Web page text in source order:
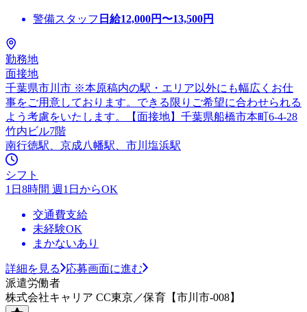
警備スタッフ 日給12,000円〜13,500円
勤務地
面接地
千葉県市川市 ※本原稿内の駅・エリア以外にも幅広くお仕
事をご用意しております。できる限りご希望に合わせられる
よう考慮をいたします。【面接地】千葉県船橋市本町6-4-28
竹内ビル7階
南行徳駅、京成八幡駅、市川塩浜駅
シフト
1日8時間 週1日からOK
交通費支給
未経験OK
まかないあり
詳細を見る
応募画面に進む
派遣労働者
株式会社キャリア CC東京／保育【市川市-008】